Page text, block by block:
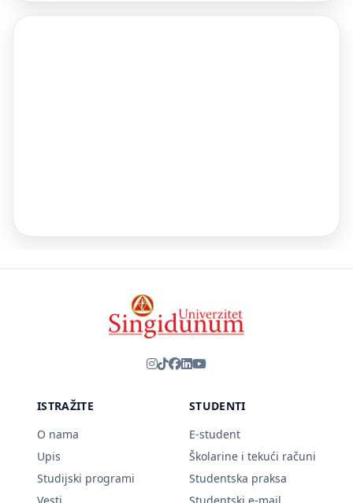
ISTRAŽITE
O nama
Upis
Studijski programi
STUDENTI
E-student
Školarine i tekući računi
Studentska praksa